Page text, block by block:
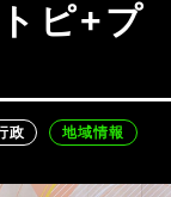
政 地域情報